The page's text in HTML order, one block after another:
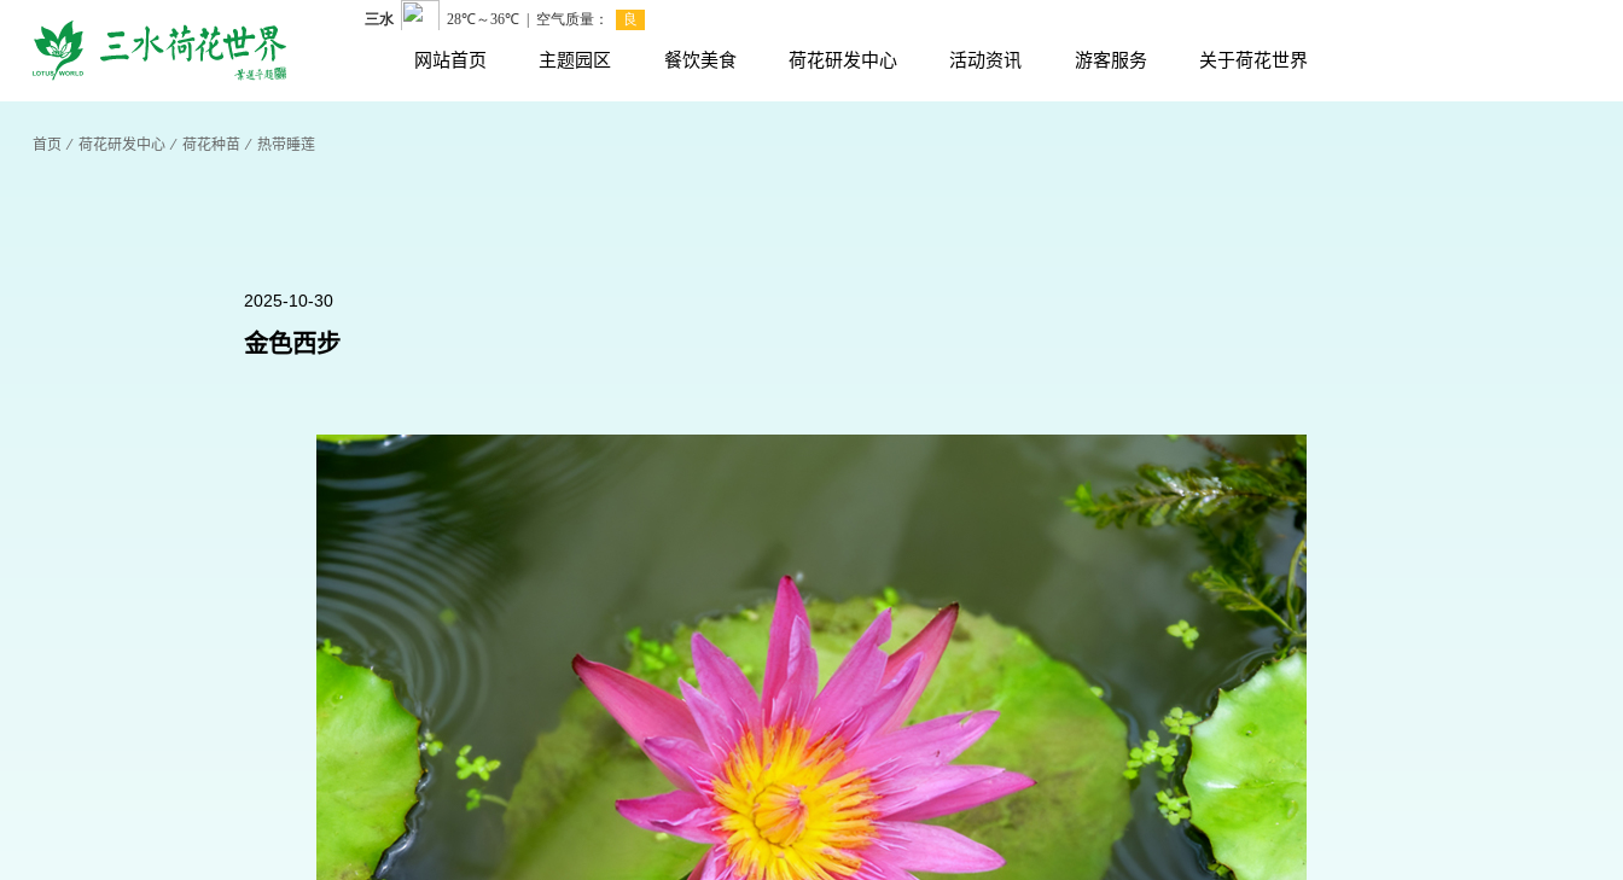
网站首页 主题园区 餐饮美食 荷花研发中心 活动资讯 游客服务 关于荷花世界
首页 ⁄ 荷花研发中心⁄ 荷花种苗 ⁄ 热带睡莲
2025-10-30
金色西步